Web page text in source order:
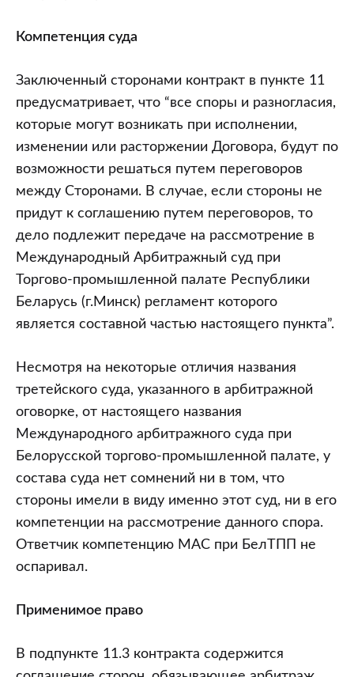
Компетенция суда
Заключенный сторонами контракт в пункте 11
предусматривает, что “все споры и разногласия,
которые могут возникать при исполнении,
изменении или расторжении Договора, будут по
возможности решаться путем переговоров
между Сторонами. В случае, если стороны не
придут к соглашению путем переговоров, то
дело подлежит передаче на рассмотрение в
Международный Арбитражный суд при
Торгово-промышленной палате Республики
Беларусь (г.Минск) регламент которого
является составной частью настоящего пункта”.
Несмотря на некоторые отличия названия
третейского суда, указанного в арбитражной
оговорке, от настоящего названия
Международного арбитражного суда при
Белорусской торгово-промышленной палате, у
состава суда нет сомнений ни в том, что
стороны имели в виду именно этот суд, ни в его
компетенции на рассмотрение данного спора.
Ответчик компетенцию МАС при БелТПП не
оспаривал.
Применимое право
В подпункте 11.3 контракта содержится